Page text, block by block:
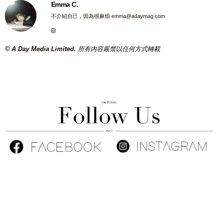
Emma C.
不介紹自己，因為很麻煩 emma@adaymag.com
© A Day Media Limited. 所有內容嚴禁以任何方式轉載